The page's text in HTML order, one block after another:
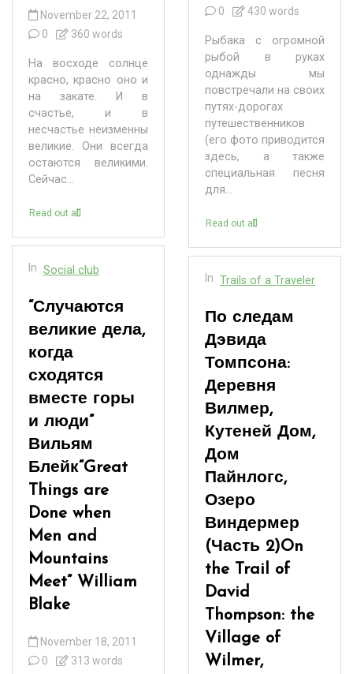
November 22, 2011
0
360 words
На восходе солнце
красно, красно оно и
на закате. И в
счастье, и в
несчастье неизменны
великие. Они всегда
остаются великими.
Сейчас...
Read out all
In Social club
“Случаются
великие дела,
когда
сходятся
вместе горы
и люди”
Вильям
Блейк“Great
Things are
Done when
Men and
Mountains
Meet” William
Blake
November 18, 2011
0
313 words
0
430 words
Рыбака с огромной
рыбой в руках
однажды мы
повстречали на своих
путях-дорогах
путешественников
(его фото приводится
здесь, а также
специальная песня
для...
Read out all
In Trails of a Traveler
По следам
Дэвида
Томпсона:
Деревня
Вилмер,
Кутеней Дом,
Дом
Пайнлогс,
Озеро
Виндермер
(Часть 2)On
the Trail of
David
Thompson: the
Village of
Wilmer,